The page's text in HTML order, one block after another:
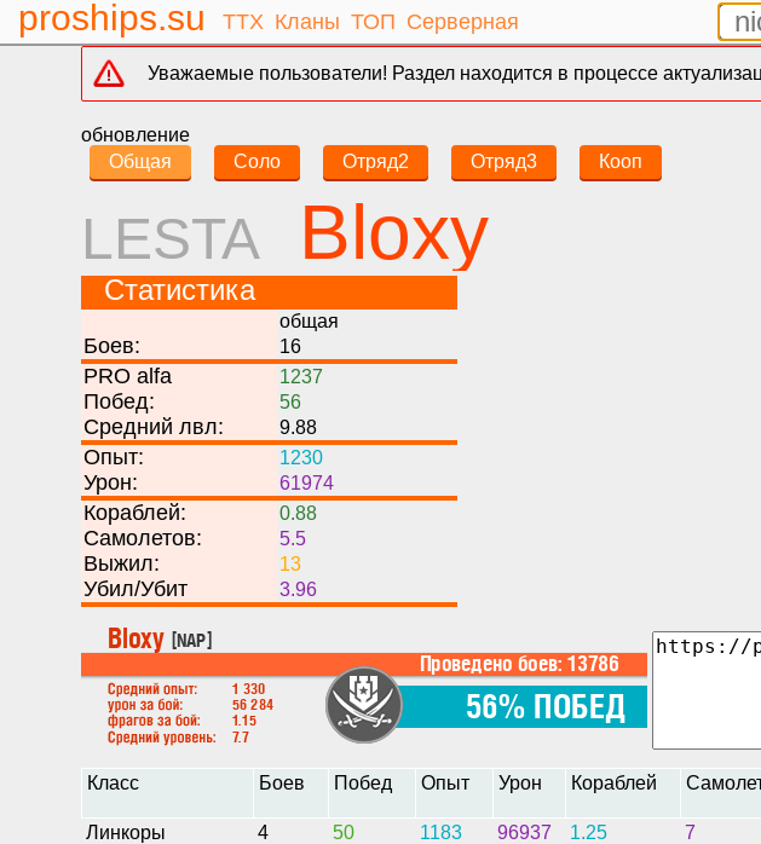
proships.su ТТХ Кланы ТОП Серверная
Уважаемые пользователи! Раздел находится в процессе
обновление
Общая
Соло Отряд2 Отряд3 Кооп
LESTA Bloxy
Статистика
общая
Боев: 16
PRO alfa 1237
Побед: 56
Средний лвл: 9.88
Опыт: 1230
Урон: 61974
Кораблей: 0.88
Самолетов: 5.5
Выжил: 13
Убил/Убит 3.96
Класс Боев Побед Опыт Урон Кораблей
Линкоры
4 50 1183 96937 1.25 7